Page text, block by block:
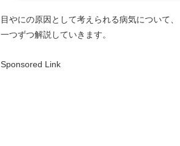
目やにの原因として考えられる病気について、
一つずつ解説していきます。
Sponsored Link